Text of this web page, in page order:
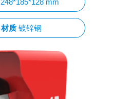
248*185*128 mm
材质 镀锌钢